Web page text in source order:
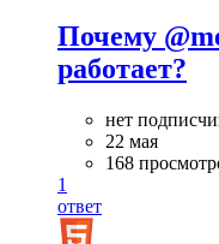
Почему
работает?
нет
22 мая
168
1
ответ